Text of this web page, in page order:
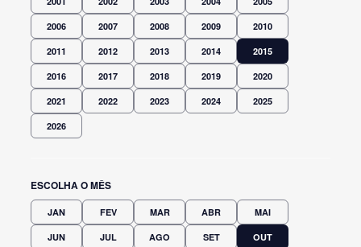
2006 2007 2008 2009 2010
2011 2012 2013 2014 2015
2016 2017 2018 2019 2020
2021 2022 2023 2024 2025
2026
ESCOLHA O MÊS
JAN FEV MAR ABR MAI
JUN JUL AGO SET OUT